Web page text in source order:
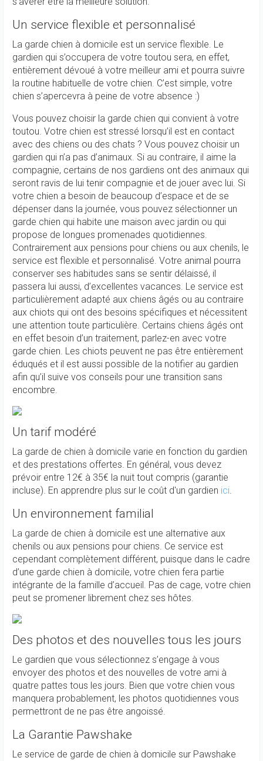
Un service flexible et personnalisé
La garde chien à domicile est un service flexible. Le
gardien qui s’occupera de votre toutou sera, en effet,
entièrement dévoué à votre meilleur ami et pourra suivre
la routine habituelle de votre chien. C’est simple, votre
chien s’apercevra à peine de votre absence :)
Vous pouvez choisir la garde chien qui convient à votre
toutou. Votre chien est stressé lorsqu’il est en contact
avec des chiens ou des chats ? Vous pouvez choisir un
gardien qui n’a pas d’animaux. Si au contraire, il aime la
compagnie, certains de nos gardiens ont des animaux qui
seront ravis de lui tenir compagnie et de jouer avec lui. Si
votre chien a besoin de beaucoup d’espace et de se
dépenser dans la journée, vous pouvez sélectionner un
garde chien qui habite une maison avec jardin ou qui
propose de longues promenades quotidiennes.
Contrairement aux pensions pour chiens ou aux chenils, le
service est flexible et personnalisé. Votre animal pourra
conserver ses habitudes sans se sentir délaissé, il
passera lui aussi, d’excellentes vacances. Le service est
particulièrement adapté aux chiens âgés ou au contraire
aux chiots qui ont des besoins spécifiques et nécessitent
une attention toute particulière. Certains chiens âgés ont
en effet besoin d’un traitement, parlez-en avec votre
garde chien. Les chiots peuvent ne pas être entièrement
éduqués et il est aussi possible de la notifier au gardien
afin qu’il suive vos conseils pour une transition sans
encombre.
Un tarif modéré
La garde de chien à domicile varie en fonction du gardien
et des prestations offertes. En général, vous devez
prévoir entre 12€ à 35€ la nuit tout compris (garantie
incluse). En apprendre plus sur le coût d'un gardien ici.
Un environnement familial
La garde de chien à domicile est une alternative aux
chenils ou aux pensions pour chiens. Ce service est
cependant complètement différent, puisque dans le cadre
d’une garde chien à domicile, votre chien fera partie
intégrante de la famille d’accueil. Pas de cage, votre chien
peut se promener librement chez ses hôtes.
Des photos et des nouvelles tous les jours
Le gardien que vous sélectionnez s’engage à vous
envoyer des photos et des nouvelles de votre ami à
quatre pattes tous les jours. Bien que votre chien vous
manquera probablement, les photos quotidiennes vous
permettront de ne pas être angoissé.
La Garantie Pawshake
Le service de garde de chien à domicile sur Pawshake